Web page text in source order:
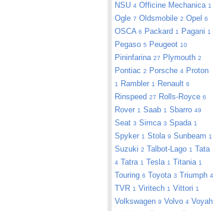
NSU 4 Officine Mechanica 1
Ogle 7 Oldsmobile 2 Opel 6
OSCA 6 Packard 1 Pagani 1
Pegaso 5 Peugeot 10
Pininfarina 27 Plymouth 2
Pontiac 2 Porsche 4 Proton
1 Rambler 1 Renault 6
Rinspeed 27 Rolls-Royce 6
Rover 1 Saab 1 Sbarro 49
Seat 3 Simca 3 Spada 1
Spyker 1 Stola 9 Sunbeam 1
Suzuki 2 Talbot-Lago 1 Tata
4 Tatra 1 Tesla 1 Titania 1
Touring 6 Toyota 3 Triumph 4
TVR 1 Viritech 1 Vittori 1
Volkswagen 9 Volvo 4 Voyah